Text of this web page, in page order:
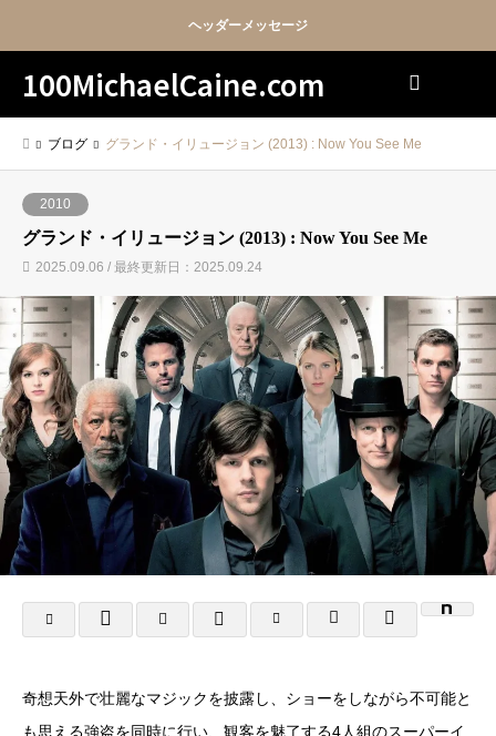
ヘッダーメッセージ
100MichaelCaine.com
ブログ グランド・イリュージョン (2013) : Now You See Me
2010
グランド・イリュージョン (2013) : Now You See Me
2025.09.06 / 最終更新日：2025.09.24
奇想天外で壮麗なマジックを披露し、ショーをしながら不可能と
も思える強盗を同時に行い、観客を魅了する4人組のスーパーイ